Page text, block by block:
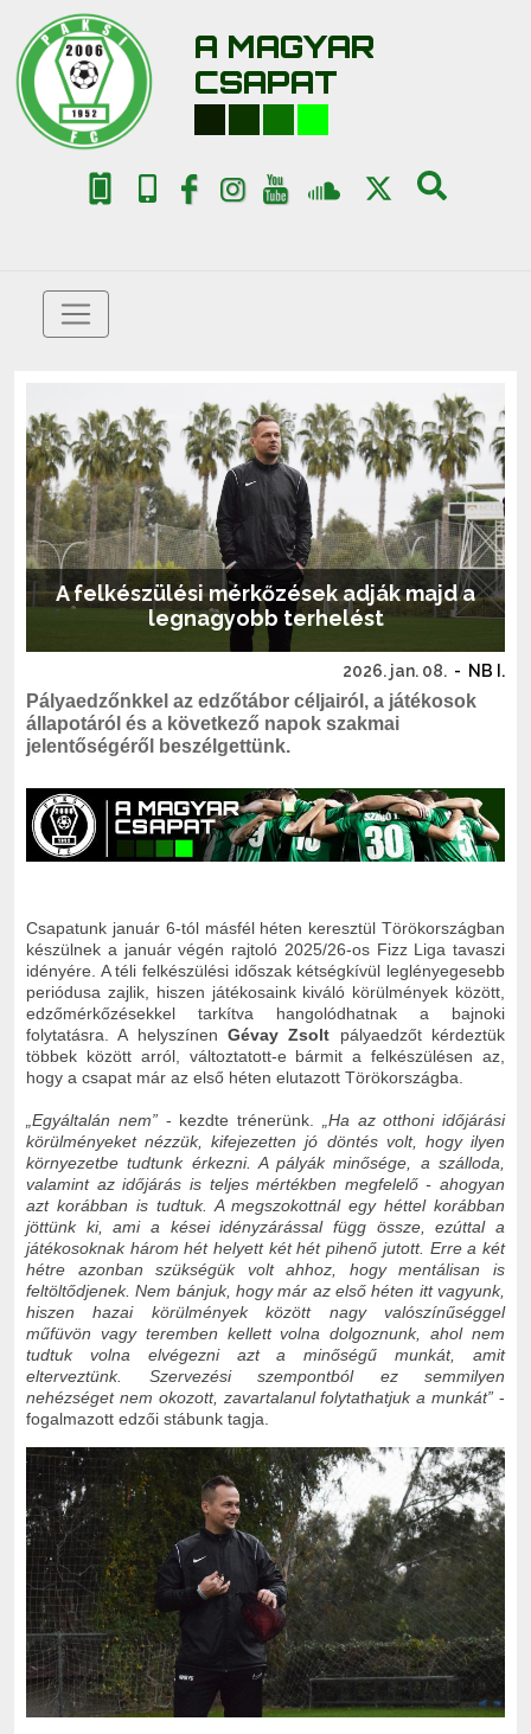
A MAGYAR
CSAPAT
A felkészülési mérkőzések adják majd a
legnagyobb terhelést
2026. jan. 08. - NB I.
Pályaedzőnkkel az edzőtábor céljairól, a játékosok
állapotáról és a következő napok szakmai
jelentőségéről beszélgettünk.
Csapatunk január 6-tól másfél héten keresztül Törökországban
készülnek a január végén rajtoló 2025/26-os Fizz Liga tavaszi
idényére. A téli felkészülési időszak kétségkívül leglényegesebb
periódusa zajlik, hiszen játékosaink kiváló körülmények között,
edzőmérkőzésekkel tarkítva hangolódhatnak a bajnoki
folytatásra. A helyszínen Gévay Zsolt pályaedzőt kérdeztük
többek között arról, változtatott-e bármit a felkészülésen az,
hogy a csapat már az első héten elutazott Törökországba.
„Egyáltalán nem” - kezdte trénerünk. „Ha az otthoni időjárási
körülményeket nézzük, kifejezetten jó döntés volt, hogy ilyen
környezetbe tudtunk érkezni. A pályák minősége, a szálloda,
valamint az időjárás is teljes mértékben megfelelő - ahogyan
azt korábban is tudtuk. A megszokottnál egy héttel korábban
jöttünk ki, ami a kései idényzárással függ össze, ezúttal a
játékosoknak három hét helyett két hét pihenő jutott. Erre a két
hétre azonban szükségük volt ahhoz, hogy mentálisan is
feltöltődjenek. Nem bánjuk, hogy már az első héten itt vagyunk,
hiszen hazai körülmények között nagy valószínűséggel
műfüvön vagy teremben kellett volna dolgoznunk, ahol nem
tudtuk volna elvégezni azt a minőségű munkát, amit
elterveztünk. Szervezési szempontból ez semmilyen
nehézséget nem okozott, zavartalanul folytathatjuk a munkát” -
fogalmazott edzői stábunk tagja.